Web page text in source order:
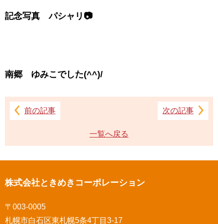
記念写真 パシャリ📷
南郷 ゆみこでした(^^)/
前の記事 次の記事
一覧へ戻る
株式会社ときめきコーポレーション
〒003-0005
札幌市白石区東札幌5条4丁目3-17